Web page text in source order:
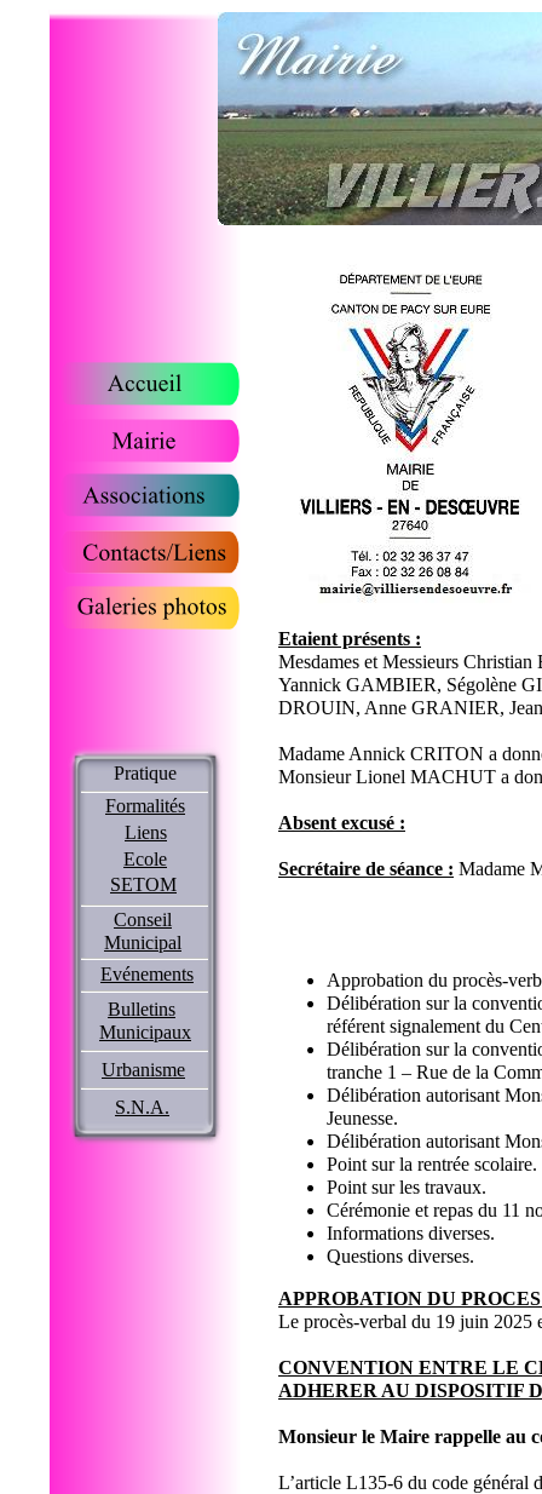
Etaient présents :
Mesdames et Messieurs
Yannick GAMBIER, Ségolène
DROUIN, Anne GRANIER,
Madame Annick CRITON a
Monsieur Lionel MACHUT a
Absent excusé :
Secrétaire de séance : Madame
Approbation du procès-
Délibération sur la
référent signalement du
Délibération sur la
tranche 1 – Rue de la
Délibération autorisant
Jeunesse.
Délibération autorisant
Point sur la rentrée scolaire.
Point sur les travaux.
Cérémonie et repas du 11
Informations diverses.
Questions diverses.
APPROBATION DU
Le procès-verbal du 19 juin 2025
CONVENTION ENTRE LE
ADHERER AU DISPOSITIF
Monsieur le Maire rappelle au
L’article L135-6 du code général
Pratique
Formalités
Liens
Ecole
SETOM
Conseil
Municipal
Evénements
Bulletins
Municipaux
Urbanisme
S.N.A.